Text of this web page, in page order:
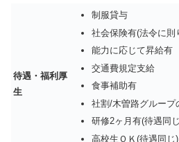
待遇・福利厚
生
制服貸与
社会保険有(法令に則
能力に応じて昇給有
交通費規定支給
食事補助有
社割/木曽路グループ
研修2ヶ月有(待遇同
高校生ＯＫ(待遇同じ)